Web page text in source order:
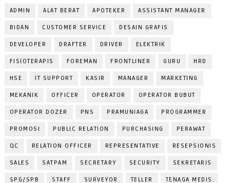
ADMIN ALAT BERAT APOTEKER ASSISTANT MANAGER
BIDAN CUSTOMER SERVICE DESAIN GRAFIS
DEVELOPER DRAFTER DRIVER ELEKTRIK
FISIOTERAPIS FOREMAN FRONTLINER GURU HRD
HSE IT SUPPORT KASIR MANAGER MARKETING
MEKANIK OFFICER OPERATOR OPERATOR BUBUT
OPERATOR DOZER PNS PRAMUNIAGA PROGRAMMER
PROMOSI PUBLIC RELATION PURCHASING PERAWAT
QC RELATION OFFICER REPRESENTATIVE RESEPSIONIS
SALES SATPAM SECRETARY SECURITY SEKRETARIS
SPG/SPB STAFF SURVEYOR TELLER TENAGA MEDIS